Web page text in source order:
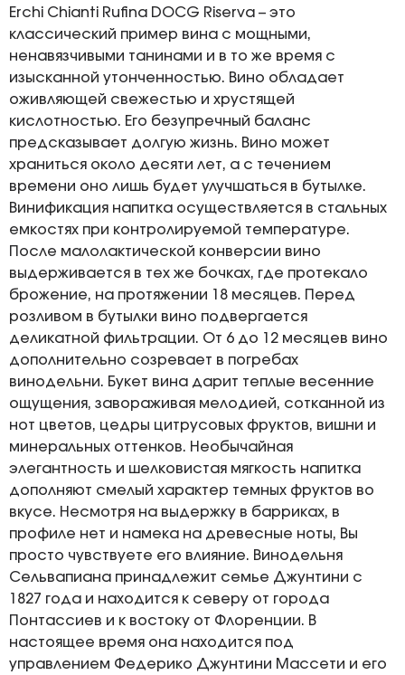
Erchi Chianti Rufina DOCG Riserva – это
классический пример вина с мощными,
ненавязчивыми танинами и в то же время с
изысканной утонченностью. Вино обладает
оживляющей свежестью и хрустящей
кислотностью. Его безупречный баланс
предсказывает долгую жизнь. Вино может
храниться около десяти лет, а с течением
времени оно лишь будет улучшаться в бутылке.
Винификация напитка осуществляется в стальных
емкостях при контролируемой температуре.
После малолактической конверсии вино
выдерживается в тех же бочках, где протекало
брожение, на протяжении 18 месяцев. Перед
розливом в бутылки вино подвергается
деликатной фильтрации. От 6 до 12 месяцев вино
дополнительно созревает в погребах
винодельни. Букет вина дарит теплые весенние
ощущения, завораживая мелодией, сотканной из
нот цветов, цедры цитрусовых фруктов, вишни и
минеральных оттенков. Необычайная
элегантность и шелковистая мягкость напитка
дополняют смелый характер темных фруктов во
вкусе. Несмотря на выдержку в барриках, в
профиле нет и намека на древесные ноты, Вы
просто чувствуете его влияние. Винодельня
Сельвапиана принадлежит семье Джунтини с
1827 года и находится к северу от города
Понтассиев и к востоку от Флоренции. В
настоящее время она находится под
управлением Федерико Джунтини Массети и его